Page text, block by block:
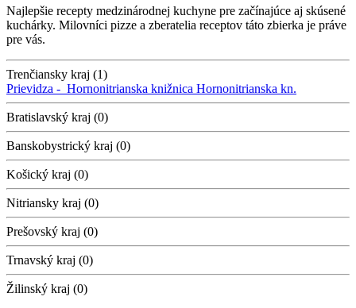
Najlepšie recepty medzinárodnej kuchyne pre začínajúce aj skúsené
kuchárky. Milovníci pizze a zberatelia receptov táto zbierka je práve
pre vás.
Trenčiansky kraj (1)
Prievidza - Hornonitrianska knižnica Hornonitrianska kn.
Bratislavský kraj (0)
Banskobystrický kraj (0)
Košický kraj (0)
Nitriansky kraj (0)
Prešovský kraj (0)
Trnavský kraj (0)
Žilinský kraj (0)